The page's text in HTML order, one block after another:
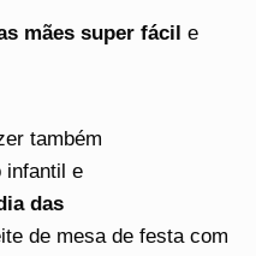
mães super fácil e
também
infantil e
das
de mesa de festa com